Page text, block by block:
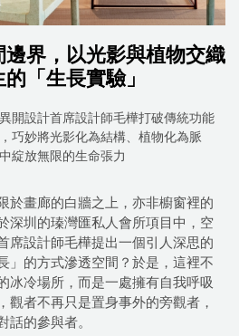
界，以光影與植物交織
「生長實驗」
開設計首席設計師毛樺打破傳統功能
巧妙將光影化為結構、植物化為脈
綻放無限的生命張力
於畫廊的白牆之上，亦非櫥窗裡的
深圳的瑧灣匯私人會所項目中，空
席設計師毛樺提出一個引人深思的
」的方式滲透空間？於是，這裡不
冰冷場所，而是一處擁有自我呼吸
觀者不再只是置身事外的旁觀者，
的參與者。